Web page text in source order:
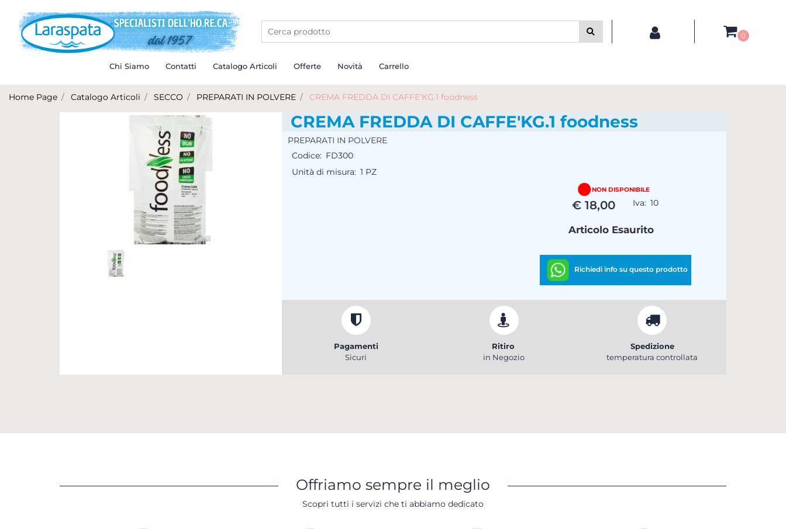
0
Chi Siamo Contatti Catalogo Articoli Offerte Novità Carrello
Home Page Catalogo Articoli SECCO PREPARATI IN POLVERE CREMA FREDDA DI CAFFE'KG.1 foodness
CREMA FREDDA DI CAFFE'KG.1 foodness
PREPARATI IN POLVERE
Codice: FD300
Unità di misura: 1 PZ
NON DISPONIBILE
€ 18,00 Iva: 10
Articolo Esaurito
Richiedi info su questo prodotto
Pagamenti
Sicuri
Ritiro
in Negozio
Spedizione
temperatura controllata
Offriamo sempre il meglio
Scopri tutti i servizi che ti abbiamo dedicato